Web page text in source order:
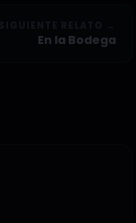
En la Bodega